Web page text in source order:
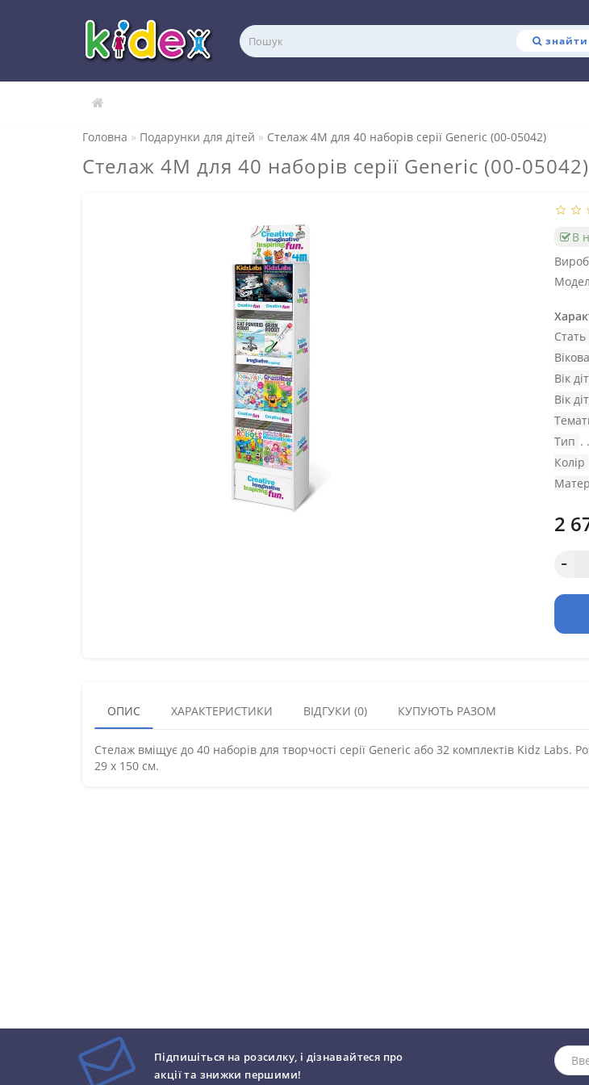
знайти
Головна Подарунки для дітей Стелаж 4M для 40 наборів серії Generic (00-05042)
Стелаж 4M для 40 наборів серії Generic (00-05042)
В
Стать
Вік
Вік
Тип
Колір
2
ОПИС ХАРАКТЕРИСТИКИ ВІДГУКИ (0) КУПУЮТЬ РАЗОМ
Стелаж вміщує до 40 наборів для творчості серії Generic або 32 комплектів Kidz Labs.
29 x 150 см.
Підпишіться на розсилку, і дізнавайтеся про
акції та знижки першими!